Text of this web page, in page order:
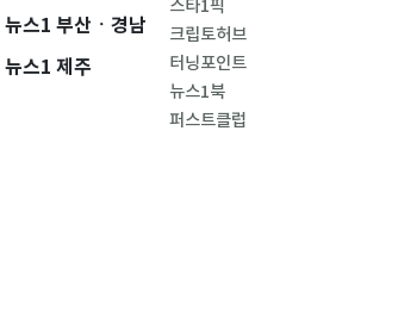
뉴스1 부산ㆍ경남
뉴스1 제주
스타1픽
크립토허브
터닝포인트
뉴스1북
퍼스트클럽